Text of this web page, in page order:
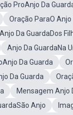
ProAnjo Da
Oração ParaO Anjo
Da GuardaDos
Anjo Da GuardaNa
Da Guarda
Da Guarda
Mensagem Anjo
Anjo